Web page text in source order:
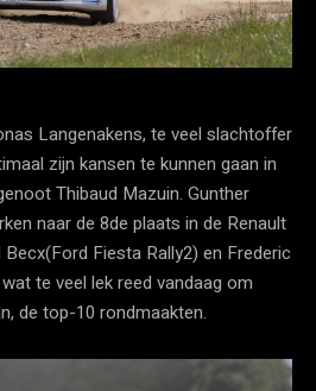
Langenakens, te veel slachtoffer
zijn kansen te kunnen gaan in
Thibaud Mazuin. Gunther
naar de 8de plaats in de Renault
Fiesta Rally2) en Frederic
te veel lek reed vandaag om
de top-10 rondmaakten.